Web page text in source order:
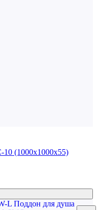
(1000x1000x55)